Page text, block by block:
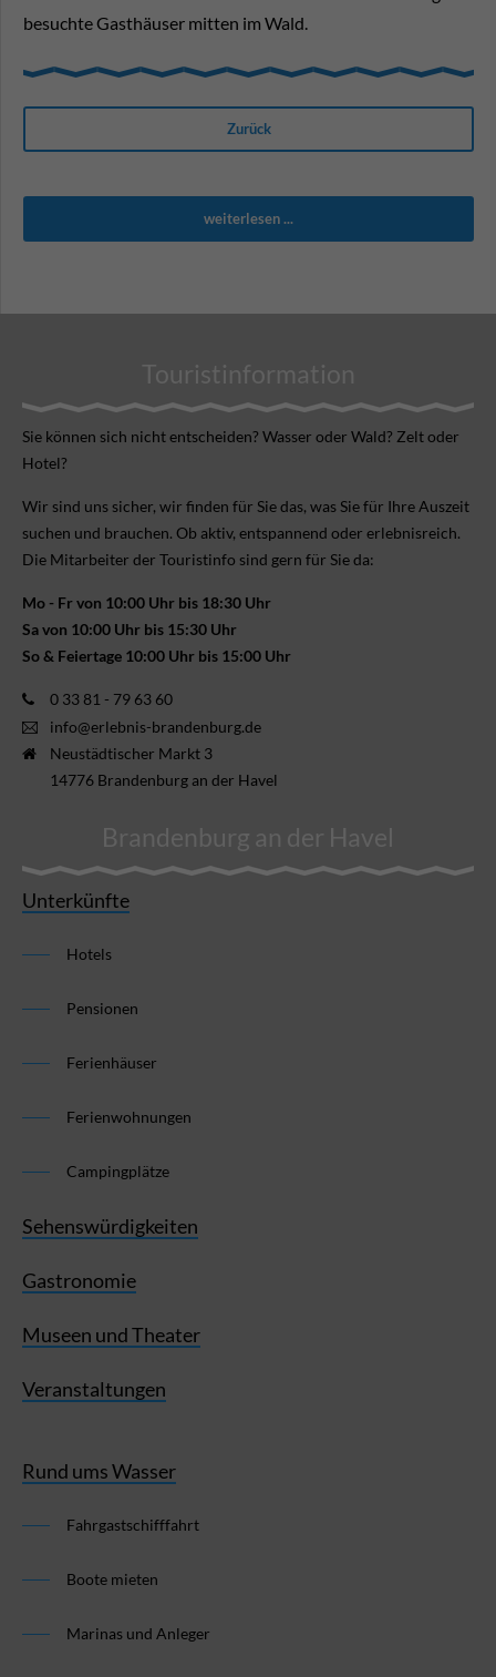
besuchte Gasthäuser mitten im Wald.
Zurück
weiterlesen ...
Touristinformation
Sie können sich nicht ent­scheiden? Wasser oder Wald? Zelt oder
Hotel?
Wir sind uns sicher, wir finden für Sie das, was Sie für Ihre Aus­zeit
suchen und brauchen. Ob aktiv, ent­spannend oder erlebnis­reich.
Die Mitarbeiter der Touristinfo sind gern für Sie da:
Mo - Fr von 10:00 Uhr bis 18:30 Uhr
Sa von 10:00 Uhr bis 15:30 Uhr
So & Feiertage 10:00 Uhr bis 15:00 Uhr
0 33 81 - 79 63 60
info@erlebnis-brandenburg.de
Neustädtischer Markt 3
14776 Brandenburg an der Havel
Brandenburg an der Havel
Unterkünfte
Hotels
Pensionen
Ferienhäuser
Ferienwohnungen
Campingplätze
Sehenswürdigkeiten
Gastronomie
Museen und Theater
Veranstaltungen
Rund ums Wasser
Fahrgastschifffahrt
Boote mieten
Marinas und Anleger